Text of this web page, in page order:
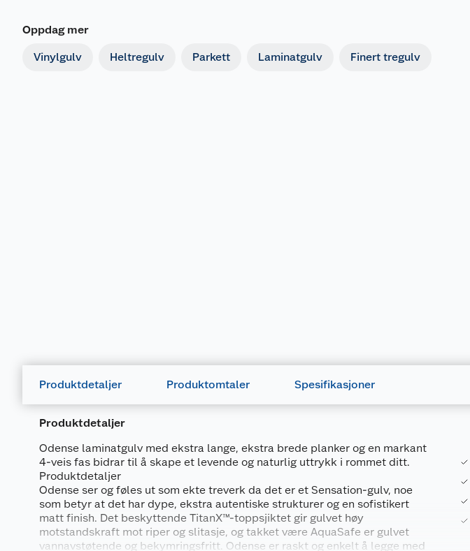
Oppdag mer
Vinylgulv Heltregulv Parkett Laminatgulv Finert tregulv
Produktdetaljer Produktomtaler Spesifikasjoner
Produktdetaljer
Odense laminatgulv med ekstra lange, ekstra brede planker og en markant
4-veis fas bidrar til å skape et levende og naturlig uttrykk i rommet ditt.
Produktdetaljer
Odense ser og føles ut som ekte treverk da det er et Sensation-gulv, noe
som betyr at det har dype, ekstra autentiske strukturer og en sofistikert
matt finish. Det beskyttende TitanX™-toppsjiktet gir gulvet høy
motstandskraft mot riper og slitasje, og takket være AquaSafe er gulvet
vannavstøtende og bekymringsfritt. Odense er raskt og enkelt å legge med